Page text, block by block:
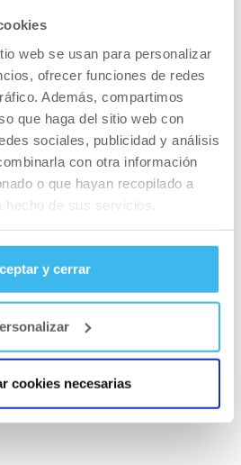
web se usan para personalizar
ofrecer funciones de redes
Además, compartimos
que haga del sitio web con
sociales, publicidad y análisis
con otra información
o que hayan recopilado a
de sus servicios.
y cerrar
cookies necesarias
para la osteoporosis
adultos: Escoge el